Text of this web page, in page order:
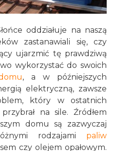
oddziałuje na naszą
zastanawiali się, czy
ujarzmić tę prawdziwą
wykorzystać do swoich
, a w późniejszych
elektryczną, zawsze
który w ostatnich
na sile. Źródłem
domu są zazwyczaj
rodzajami paliw
czy olejem opałowym.